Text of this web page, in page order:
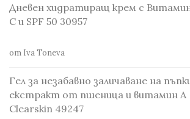
Дневен хидратиращ крем с
С и SPF 50 30957
от Iva Toneva
Гел за незабавно заличаване на
екстракт от пшеница и витамин А
Clearskin 49247